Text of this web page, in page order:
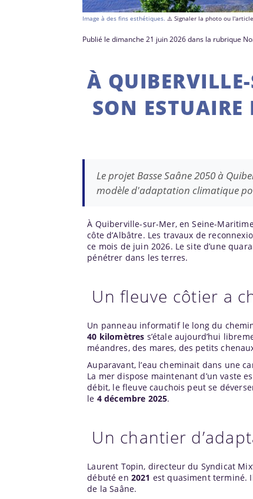
Image à des fins esthétiques. ⚠️ Signaler la photo ou
Publié le dimanche 21 juin 2026 dans la rubrique
À
SON
Le projet Basse Saâne 2050 à
modèle d'adaptation climatique
À Quiberville-sur-Mer, en Seine-
côte d’Albâtre. Les travaux de
ce mois de juin 2026. Le site d’une
pénétrer dans les terres.
Un fleuve côtier a
Un panneau informatif le long du
40 kilomètres s’étale aujourd’hui
méandres, des mares, des petits
Auparavant, l’eau cheminait dans une
La mer dispose maintenant d’un vaste
débit, le fleuve cauchois peut se
le 4 décembre 2025.
Un chantier
Laurent Topin, directeur du Syndicat
débuté en 2021 est quasiment terminé.
de la Saâne.